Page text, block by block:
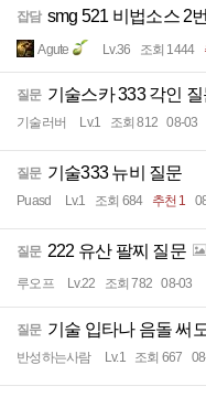
잡담 smg 521 비법소스 2
Agute Lv.36 조회 1444
질문 기술스카 333 각인
기술러버 Lv.1 조회 812 08-03
질문 기술333 뉴비 질문
Puasd Lv.1 조회 684 추천 1
질문 222 유산 팔찌 질문
루오프 Lv.22 조회 782 08-03
질문 기술 입타나 음돌 써
반성하는사람 Lv.1 조회 667